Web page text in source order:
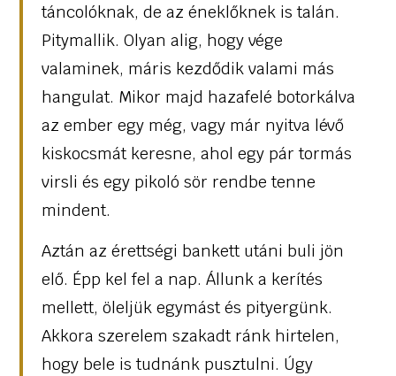
táncolóknak, de az éneklőknek is talán.
Pitymallik. Olyan alig, hogy vége
valaminek, máris kezdődik valami más
hangulat. Mikor majd hazafelé botorkálva
az ember egy még, vagy már nyitva lévő
kiskocsmát keresne, ahol egy pár tormás
virsli és egy pikoló sör rendbe tenne
mindent.
Aztán az érettségi bankett utáni buli jön
elő. Épp kel fel a nap. Állunk a kerítés
mellett, öleljük egymást és pityergünk.
Akkora szerelem szakadt ránk hirtelen,
hogy bele is tudnánk pusztulni. Úgy